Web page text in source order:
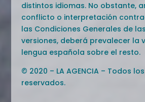
distintos idiomas. No obstante,
conflicto o interpretación
las Condiciones Generales de
versiones, deberá prevalecer la
lengua española sobre el resto.
© 2020 – LA AGENCIA – Todos
reservados.